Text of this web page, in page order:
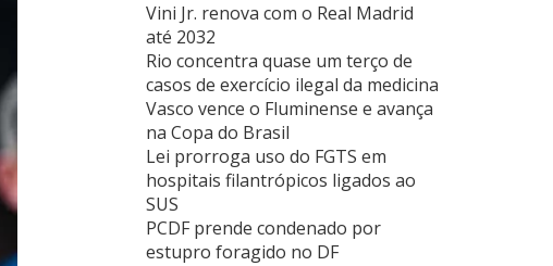
Vini Jr. renova com o Real Madrid
até 2032
Rio concentra quase um terço de
casos de exercício ilegal da medicina
Vasco vence o Fluminense e avança
na Copa do Brasil
Lei prorroga uso do FGTS em
hospitais filantrópicos ligados ao
SUS
PCDF prende condenado por
estupro foragido no DF